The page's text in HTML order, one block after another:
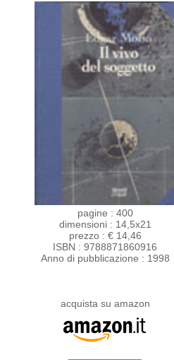
pagine : 400
dimensioni : 14,5x21
prezzo : € 14,46
ISBN : 9788871860916
Anno di pubblicazione : 1998
acquista su amazon